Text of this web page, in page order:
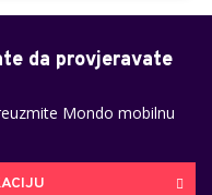
da provjeravate
Mondo mobilnu